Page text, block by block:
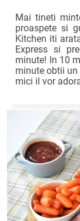
Mai tineti
proaspete si
Kitchen iti
Express si
minute! In 10
minute obtii un
mici il vor